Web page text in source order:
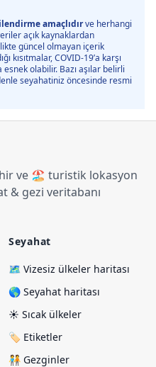
amaçlıdırve herhangi
açık kaynaklardan
güncel olmayan içerik
kısıtmalar, COVID-19’a karşı
olabilir. Bazı aşılar belirli
seyahatiniz öncesinde resmi
ve 🏖️ turistik lokasyon
& gezi veritabanı
Seyahat
🗺️ Vizesiz ülkeler haritası
🌎 Seyahat haritası
☀️ Sıcak ülkeler
🏷️ Etiketler
🧑‍🤝‍🧑 Gezginler